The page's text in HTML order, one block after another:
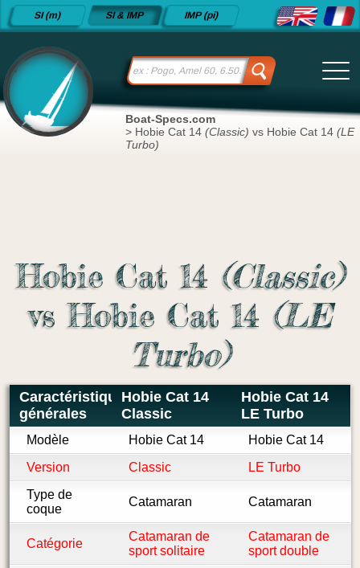
Fiches
techniques
depuis
2015
SI (m) SI & IMP IMP (pi)
Boat-Specs.com
> Hobie Cat 14 (Classic) vs Hobie Cat 14 (LE
Turbo)
Hobie Cat 14 (Classic)
vs Hobie Cat 14 (LE
Turbo)
Caractéristiques
générales
Hobie Cat 14
Classic
Hobie Cat 14
LE Turbo
Modèle Hobie Cat 14
Hobie Cat 14
Version
Classic
LE Turbo
Type de
coque
Catamaran Catamaran
Catégorie
Catamaran de
sport solitaire
Catamaran de
sport double